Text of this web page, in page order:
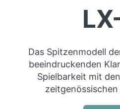
Das Spitzenmodell
beeindruckenden
Spielbarkeit mit